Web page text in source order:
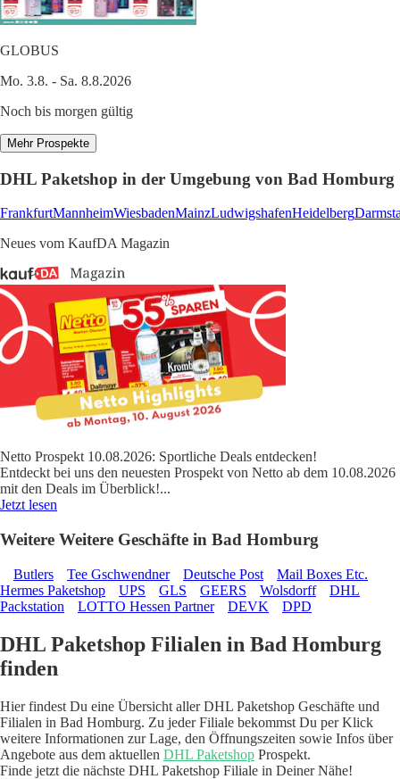
GLOBUS
Mo. 3.8. - Sa. 8.8.2026
Noch bis morgen gültig
Mehr Prospekte
DHL Paketshop in der Umgebung von Bad Homburg
FrankfurtMannheimWiesbadenMainzLudwigshafenHeidelberg
Neues vom KaufDA Magazin
Netto Prospekt 10.08.2026: Sportliche Deals entdecken!
Entdeckt bei uns den neuesten Prospekt von Netto ab dem 10.08.2026
mit den Deals im Überblick!...
Jetzt lesen
Weitere Weitere Geschäfte in Bad Homburg
Butlers Tee Gschwendner Deutsche Post
Mail Boxes Etc.
Hermes Paketshop
UPS GLS GEERS Wolsdorff
DHL
Packstation
LOTTO Hessen Partner DEVK DPD
DHL Paketshop Filialen in Bad Homburg
finden
Hier findest Du eine Übersicht aller DHL Paketshop Geschäfte und
Filialen in Bad Homburg. Zu jeder Filiale bekommst Du per Klick
weitere Informationen zur Lage, den Öffnungszeiten sowie Infos über
Angebote aus dem aktuellen DHL Paketshop Prospekt.
Finde jetzt die nächste DHL Paketshop Filiale in Deiner Nähe!